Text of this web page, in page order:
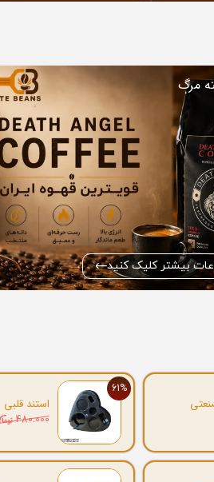
مرگ
بیشتر کلیک کنید
61%
استند قلبی
480.000